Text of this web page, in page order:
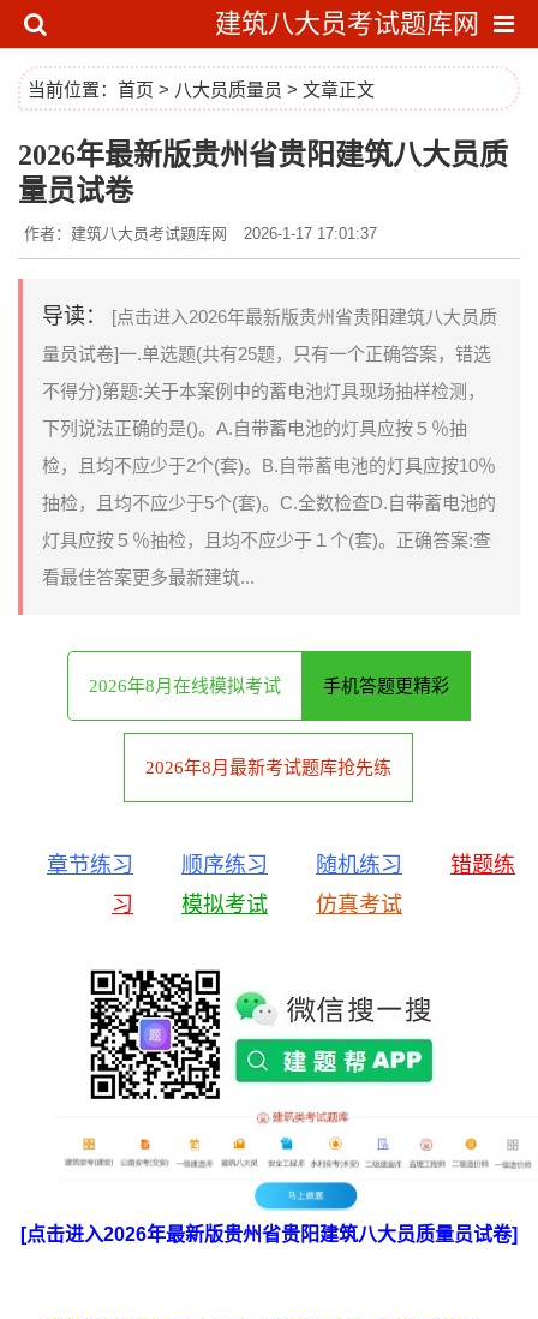
建筑八大员考试题库网
当前位置： 首页 > 八大员质量员 > 文章正文
2026年最新版贵州省贵阳建筑八大员质
量员试卷
作者：建筑八大员考试题库网 2026-1-17 17:01:37
导读：
[点击进入2026年最新版贵州省贵阳建筑八大员质
量员试卷]一.单选题(共有25题，只有一个正确答案，错选
不得分)第题:关于本案例中的蓄电池灯具现场抽样检测，
下列说法正确的是()。A.自带蓄电池的灯具应按５％抽
检，且均不应少于2个(套)。B.自带蓄电池的灯具应按10％
抽检，且均不应少于5个(套)。C.全数检查D.自带蓄电池的
灯具应按５％抽检，且均不应少于１个(套)。正确答案:查
看最佳答案更多最新建筑...
2026年8月在线模拟考试 手机答题更精彩
2026年8月最新考试题库抢先练
章节练习 顺序练习 随机练习
错题练
习
模拟考试 仿真考试
[点击进入2026年最新版贵州省贵阳建筑八大员质量员试卷]